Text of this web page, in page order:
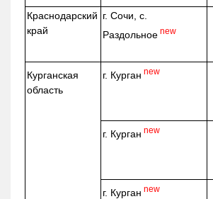
Краснодарский
край
г. Сочи, с.
Раздольное new
Курганская
область
г. Курган new
г. Курган new
г. Курган new